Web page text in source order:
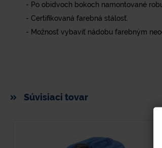
- Po obidvoch bokoch namontované
- Certifikovaná farebná stálosť.
- Možnosť vybaviť nádobu farebným
Súvisiaci tovar